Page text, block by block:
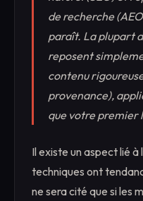
de recherche
paraît. La plupart
reposent
contenu
provenance),
que votre premier
Il existe un aspect lié à
techniques ont
ne sera cité que si les